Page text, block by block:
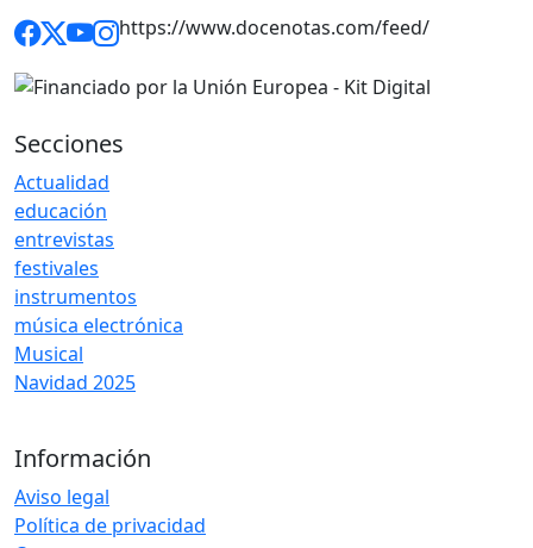
https://www.docenotas.com/feed/
Secciones
Actualidad
educación
entrevistas
festivales
instrumentos
música electrónica
Musical
Navidad 2025
Información
Aviso legal
Política de privacidad